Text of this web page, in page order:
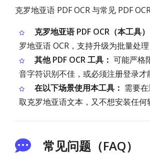
克罗地亚语 PDF OCR 与常见 PDF
克罗地亚语 PDF OCR（本工具）
罗地亚语 OCR，支持升级为批量处理
其他 PDF OCR 工具： 可能严格
音字符识别不佳，或必须注册登录才
在以下场景使用本工具： 需要
取克罗地亚语文本，又不想安装任何
常见问题（FAQ）